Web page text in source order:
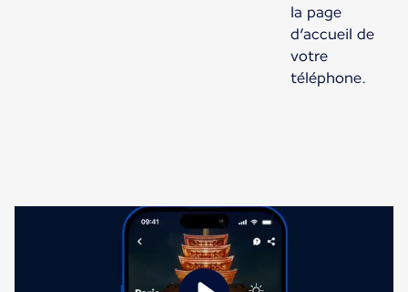
la page
d’accueil de
votre
téléphone.